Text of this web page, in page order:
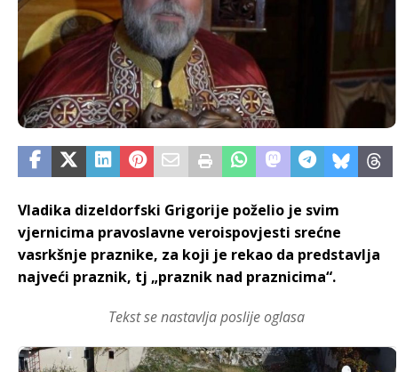
Vladika dizeldorfski Grigorije poželio je svim
vjernicima pravoslavne veroispovjesti srećne
vasrkšnje praznike, za koji je rekao da predstavlja
najveći praznik, tj „praznik nad praznicima“.
Tekst se nastavlja poslije oglasa